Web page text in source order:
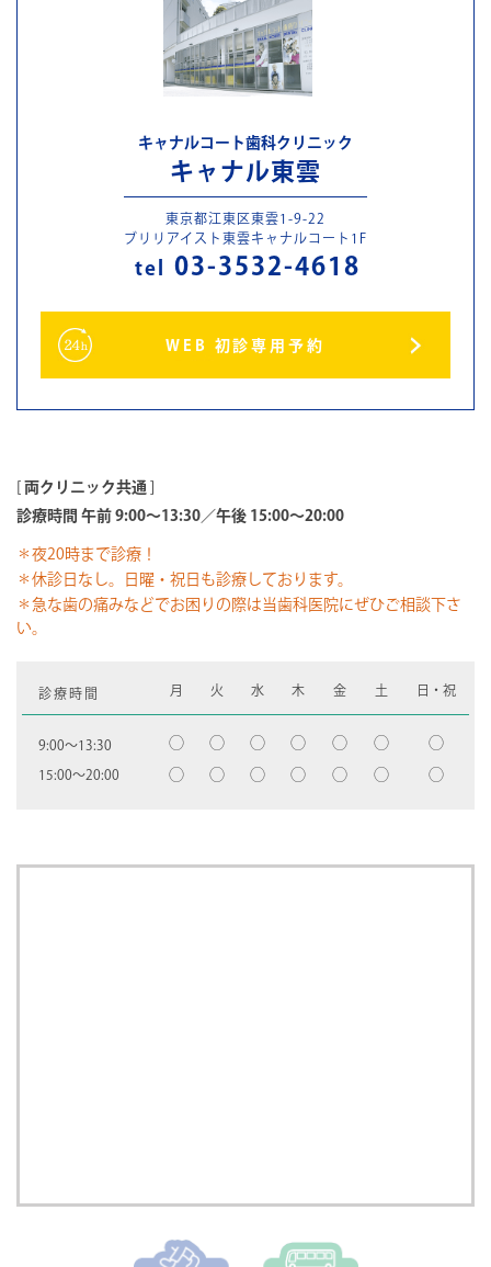
キャナルコート歯科クリニック
キャナル東雲
東京都江東区東雲1-9-22
ブリリアイスト東雲キャナルコート1F
tel 03-3532-4618
WEB 初診専用予約
両クリニック共通
診療時間 午前 9:00～13:30／午後 15:00～20:00
＊夜20時まで診療！
＊休診日なし。日曜・祝日も診療しております。
＊急な歯の痛みなどでお困りの際は当歯科医院にぜひご相談下さ
い。
診療時間 月 火 水 木 金 土 日・祝
9:00〜13:30 ◯ ◯ ◯ ◯ ◯ ◯ ◯
15:00〜20:00 ◯ ◯ ◯ ◯ ◯ ◯ ◯